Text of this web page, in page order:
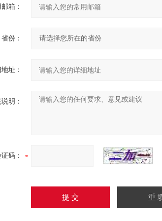
箱：
省份：
址：
明：
码：